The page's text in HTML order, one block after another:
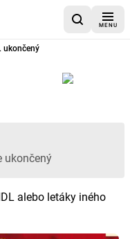
MENU
- Vybraný
ukončený
ukončený
alebo letáky iného